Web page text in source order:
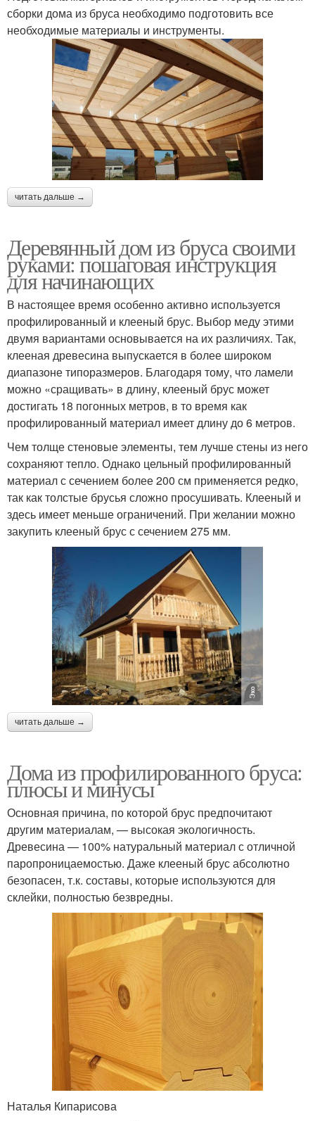
сборки дома из бруса необходимо подготовить все
необходимые материалы и инструменты.
читать дальше →
Деревянный дом из бруса своими
руками: пошаговая инструкция
для начинающих
В настоящее время особенно активно используется
профилированный и клееный брус. Выбор меду этими
двумя вариантами основывается на их различиях. Так,
клееная древесина выпускается в более широком
диапазоне типоразмеров. Благодаря тому, что ламели
можно «сращивать» в длину, клееный брус может
достигать 18 погонных метров, в то время как
профилированный материал имеет длину до 6 метров.
Чем толще стеновые элементы, тем лучше стены из него
сохраняют тепло. Однако цельный профилированный
материал с сечением более 200 см применяется редко,
так как толстые брусья сложно просушивать. Клееный и
здесь имеет меньше ограничений. При желании можно
закупить клееный брус с сечением 275 мм.
читать дальше →
Дома из профилированного бруса:
плюсы и минусы
Основная причина, по которой брус предпочитают
другим материалам, — высокая экологичность.
Древесина — 100% натуральный материал с отличной
паропроницаемостью. Даже клееный брус абсолютно
безопасен, т.к. составы, которые используются для
склейки, полностью безвредны.
Наталья Кипарисова